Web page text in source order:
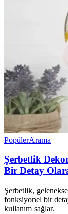
PopülerArama
Şerbetlik
Bir Detay
Şerbetlik,
fonksiyonel bir
kullanım sağlar.